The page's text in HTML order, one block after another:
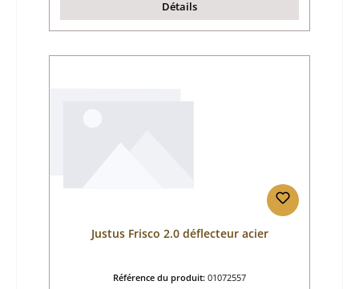
Détails
Justus Frisco 2.0 déflecteur acier
Référence du produit: 01072557